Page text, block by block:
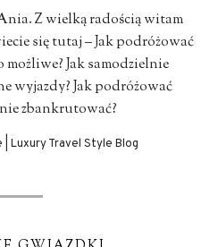
Z wielką radością witam
się tutaj – Jak podróżować
Jak samodzielnie
wyjazdy? Jak podróżować
zbankrutować?